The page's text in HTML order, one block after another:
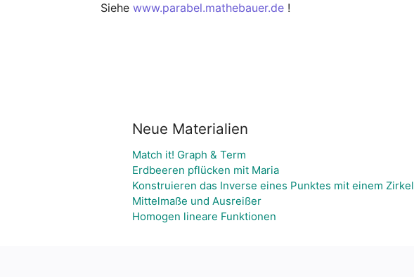
Siehe www.parabel.mathebauer.de !
Neue Materialien
Match it! Graph & Term
Erdbeeren pflücken mit Maria
Konstruieren das Inverse eines Punktes mit einem Zirkel
Mittelmaße und Ausreißer
Homogen lineare Funktionen